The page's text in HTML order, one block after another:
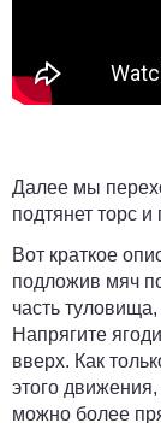
Далее мы
подтянет торс
Вот краткое
подложив мяч
часть
Напрягите
вверх. Как
этого
можно более